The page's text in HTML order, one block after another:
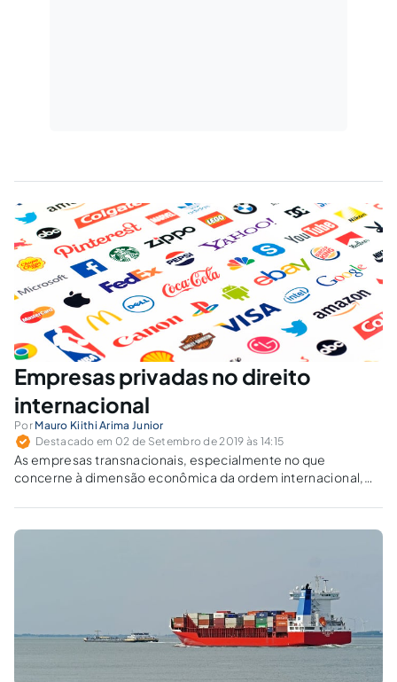
Empresas privadas no direito
internacional
Por Mauro Kiithi Arima Junior
Destacado em 02 de Setembro de 2019 às 14:15
As empresas transnacionais, especialmente no que
concerne à dimensão econômica da ordem internacional,
maior e, por isso, tornam-se objeto direto das normas
internacionais contemporâneas.